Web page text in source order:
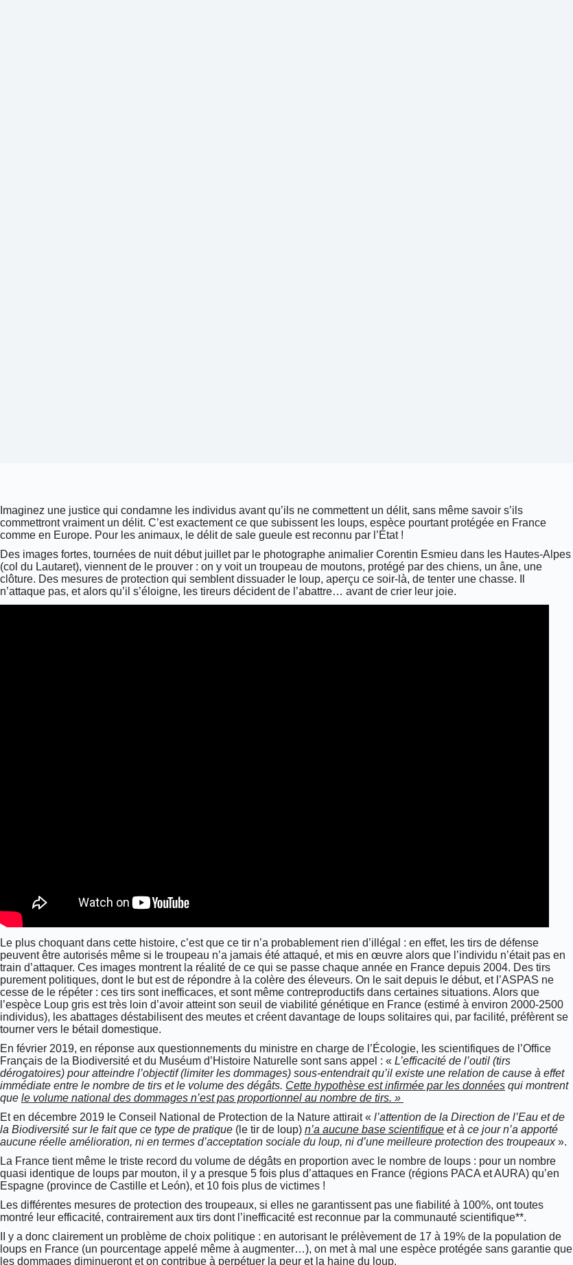
Imaginez une justice qui condamne les individus avant qu’ils ne commettent un délit, sans même savoir s’ils
commettront vraiment un délit. C’est exactement ce que subissent les loups, espèce pourtant protégée en France
comme en Europe. Pour les animaux, le délit de sale gueule est reconnu par l’État !
Des images fortes, tournées de nuit début juillet par le photographe animalier Corentin Esmieu dans les Hautes-Alpes
(col du Lautaret), viennent de le prouver : on y voit un troupeau de moutons, protégé par des chiens, un âne, une
clôture. Des mesures de protection qui semblent dissuader le loup, aperçu ce soir-là, de tenter une chasse. Il
n’attaque pas, et alors qu’il s’éloigne, les tireurs décident de l’abattre… avant de crier leur joie.
Le plus choquant dans cette histoire, c’est que ce tir n’a probablement rien d’illégal : en effet, les tirs de défense
peuvent être autorisés même si le troupeau n’a jamais été attaqué, et mis en œuvre alors que l’individu n’était pas en
train d’attaquer. Ces images montrent la réalité de ce qui se passe chaque année en France depuis 2004. Des tirs
purement politiques, dont le but est de répondre à la colère des éleveurs. On le sait depuis le début, et l’ASPAS ne
cesse de le répéter : ces tirs sont inefficaces, et sont même contreproductifs dans certaines situations. Alors que
l’espèce Loup gris est très loin d’avoir atteint son seuil de viabilité génétique en France (estimé à environ 2000-2500
individus), les abattages déstabilisent des meutes et créent davantage de loups solitaires qui, par facilité, préfèrent se
tourner vers le bétail domestique.
En février 2019, en réponse aux questionnements du ministre en charge de l’Écologie, les scientifiques de l’Office
Français de la Biodiversité et du Muséum d’Histoire Naturelle sont sans appel : « L’efficacité de l’outil (tirs
dérogatoires) pour atteindre l’objectif (limiter les dommages) sous-entendrait qu’il existe une relation de cause à effet
immédiate entre le nombre de tirs et le volume des dégâts. Cette hypothèse est infirmée par les données qui montrent
que le volume national des dommages n’est pas proportionnel au nombre de tirs. »
Et en décembre 2019 le Conseil National de Protection de la Nature attirait « l’attention de la Direction de l’Eau et de
la Biodiversité sur le fait que ce type de pratique (le tir de loup) n’a aucune base scientifique et à ce jour n’a apporté
aucune réelle amélioration, ni en termes d’acceptation sociale du loup, ni d’une meilleure protection des troupeaux».
La France tient même le triste record du volume de dégâts en proportion avec le nombre de loups : pour un nombre
quasi identique de loups par mouton, il y a presque 5 fois plus d’attaques en France (régions PACA et AURA) qu’en
Espagne (province de Castille et León), et 10 fois plus de victimes !
Les différentes mesures de protection des troupeaux, si elles ne garantissent pas une fiabilité à 100%, ont toutes
montré leur efficacité, contrairement aux tirs dont l’inefficacité est reconnue par la communauté scientifique**.
II y a donc clairement un problème de choix politique : en autorisant le prélèvement de 17 à 19% de la population de
loups en France (un pourcentage appelé même à augmenter…), on met à mal une espèce protégée sans garantie que
les dommages diminueront et on contribue à perpétuer la peur et la haine du loup.